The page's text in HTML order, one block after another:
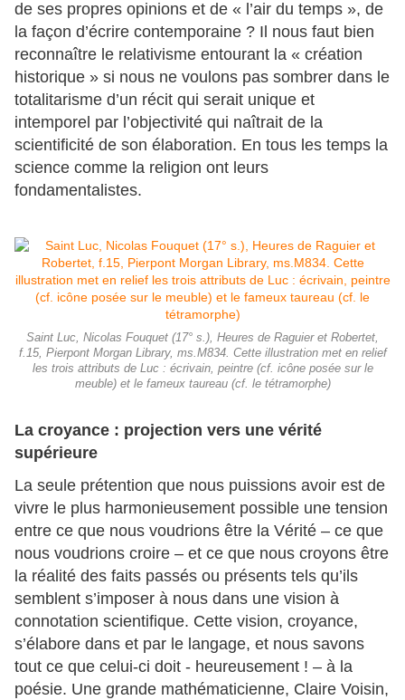
de ses propres opinions et de « l’air du temps », de
la façon d’écrire contemporaine ? Il nous faut bien
reconnaître le relativisme entourant la « création
historique » si nous ne voulons pas sombrer dans le
totalitarisme d’un récit qui serait unique et
intemporel par l’objectivité qui naîtrait de la
scientificité de son élaboration. En tous les temps la
science comme la religion ont leurs
fondamentalistes.
Saint Luc, Nicolas Fouquet (17° s.), Heures de Raguier et Robertet,
f.15, Pierpont Morgan Library, ms.M834. Cette illustration met en relief
les trois attributs de Luc : écrivain, peintre (cf. icône posée sur le
meuble) et le fameux taureau (cf. le tétramorphe)
La croyance : projection vers une vérité
supérieure
La seule prétention que nous puissions avoir est de
vivre le plus harmonieusement possible une tension
entre ce que nous voudrions être la Vérité – ce que
nous voudrions croire – et ce que nous croyons être
la réalité des faits passés ou présents tels qu’ils
semblent s’imposer à nous dans une vision à
connotation scientifique. Cette vision, croyance,
s’élabore dans et par le langage, et nous savons
tout ce que celui-ci doit - heureusement ! – à la
poésie. Une grande mathématicienne, Claire Voisin,